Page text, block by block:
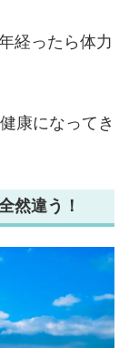
経ったら体力
康になってき
然違う！